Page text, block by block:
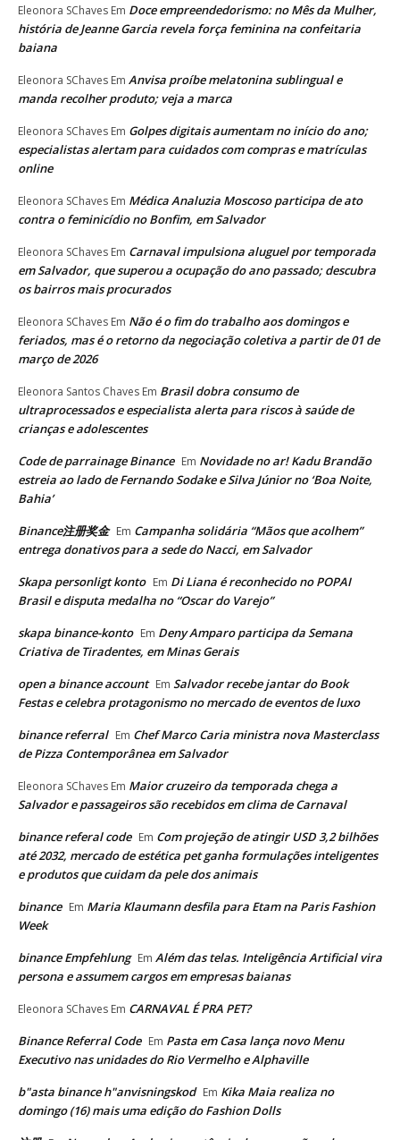
Eleonora SChaves Em Doce empreendedorismo: no Mês da Mulher,
história de Jeanne Garcia revela força feminina na confeitaria
baiana
Eleonora SChaves Em Anvisa proíbe melatonina sublingual e
manda recolher produto; veja a marca
Eleonora SChaves Em Golpes digitais aumentam no início do ano;
especialistas alertam para cuidados com compras e matrículas
online
Eleonora SChaves Em Médica Analuzia Moscoso participa de ato
contra o feminicídio no Bonfim, em Salvador
Eleonora SChaves Em Carnaval impulsiona aluguel por temporada
em Salvador, que superou a ocupação do ano passado; descubra
os bairros mais procurados
Eleonora SChaves Em Não é o fim do trabalho aos domingos e
feriados, mas é o retorno da negociação coletiva a partir de 01 de
março de 2026
Eleonora Santos Chaves Em Brasil dobra consumo de
ultraprocessados e especialista alerta para riscos à saúde de
crianças e adolescentes
Code de parrainage Binance Em Novidade no ar! Kadu Brandão
estreia ao lado de Fernando Sodake e Silva Júnior no ‘Boa Noite,
Bahia’
Binance注册奖金 Em Campanha solidária “Mãos que acolhem”
entrega donativos para a sede do Nacci, em Salvador
Skapa personligt konto Em Di Liana é reconhecido no POPAI
Brasil e disputa medalha no “Oscar do Varejo”
skapa binance-konto Em Deny Amparo participa da Semana
Criativa de Tiradentes, em Minas Gerais
open a binance account Em Salvador recebe jantar do Book
Festas e celebra protagonismo no mercado de eventos de luxo
binance referral Em Chef Marco Caria ministra nova Masterclass
de Pizza Contemporânea em Salvador
Eleonora SChaves Em Maior cruzeiro da temporada chega a
Salvador e passageiros são recebidos em clima de Carnaval
binance referal code Em Com projeção de atingir USD 3,2 bilhões
até 2032, mercado de estética pet ganha formulações inteligentes
e produtos que cuidam da pele dos animais
binance Em Maria Klaumann desfila para Etam na Paris Fashion
Week
binance Empfehlung Em Além das telas. Inteligência Artificial vira
persona e assumem cargos em empresas baianas
Eleonora SChaves Em CARNAVAL É PRA PET?
Binance Referral Code Em Pasta em Casa lança novo Menu
Executivo nas unidades do Rio Vermelho e Alphaville
b"asta binance h"anvisningskod Em Kika Maia realiza no
domingo (16) mais uma edição do Fashion Dolls